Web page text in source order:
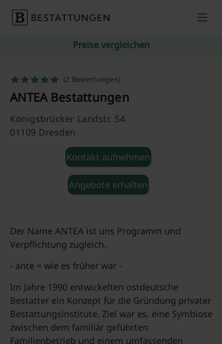
Preise vergleichen
(2 Bewertungen)
ANTEA Bestattungen
Königsbrücker Landstr. 54
01109 Dresden
Kontakt aufnehmen
Angebote erhalten
Der Name ANTEA ist uns Programm und
Verpflichtung zugleich.
- ante = wie es früher war -
Im Jahre 1990 entwickelten ostdeutsche
Bestatter ein Konzept für die Gründung privater
Bestattungsinstitute. Ziel war es, eine Symbiose
zwischen dem familiär geführten
Familienbetrieb und einem umfassenden